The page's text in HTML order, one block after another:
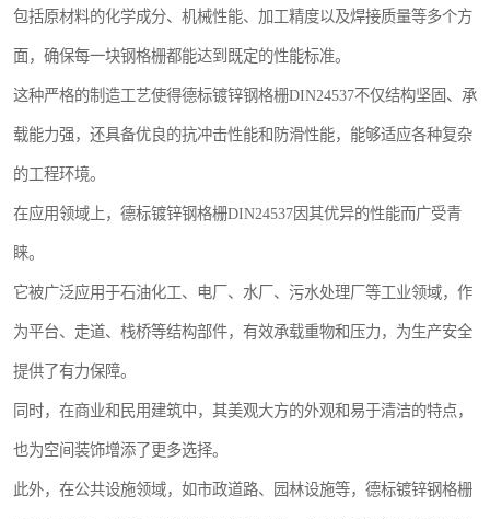
包括原材料的化学成分、机械性能、加工精度以及焊接质量等多个方
面，确保每一块钢格栅都能达到既定的性能标准。
这种严格的制造工艺使得德标镀锌钢格栅DIN24537不仅结构坚固、承
载能力强，还具备优良的抗冲击性能和防滑性能，能够适应各种复杂
的工程环境。
在应用领域上，德标镀锌钢格栅DIN24537因其优异的性能而广受青
睐。
它被广泛应用于石油化工、电厂、水厂、污水处理厂等工业领域，作
为平台、走道、栈桥等结构部件，有效承载重物和压力，为生产安全
提供了有力保障。
同时，在商业和民用建筑中，其美观大方的外观和易于清洁的特点，
也为空间装饰增添了更多选择。
此外，在公共设施领域，如市政道路、园林设施等，德标镀锌钢格栅